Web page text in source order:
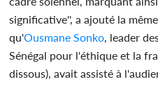
significative'', a ajouté la
qu'Ousmane Sonko , leader
Sénégal pour l'éthique et la
dissous), avait assisté à